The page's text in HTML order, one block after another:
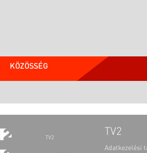
KÖZÖSSÉG
TV2
TV2
Adatkezelési